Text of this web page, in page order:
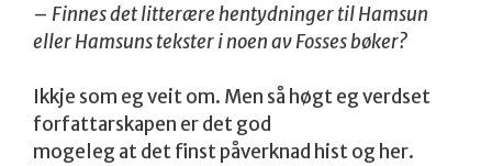
– Finnes det litterære hentydninger til Hamsun
eller Hamsuns tekster i noen av Fosses bøker?
Ikkje som eg veit om. Men så høgt eg verdset
forfattarskapen er det god
mogeleg at det finst påverknad hist og her.